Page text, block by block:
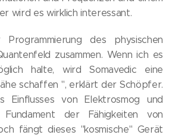
wird es wirklich interessant.
des physischen
zusammen. Wenn ich es
halte, wird Somavedic eine
schaffen ", erklärt der Schöpfer.
Einflusses von Elektrosmog und
der Fähigkeiten von
fängt dieses "kosmische" Gerät